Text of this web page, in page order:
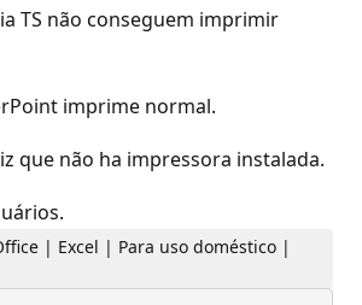
TS não conseguem imprimir
imprime normal.
que não ha impressora instalada.
| Excel | Para uso doméstico |